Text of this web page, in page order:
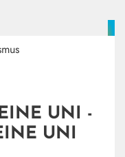
UNI -
UNI